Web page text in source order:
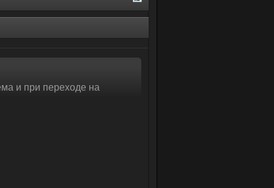
и при переходе на